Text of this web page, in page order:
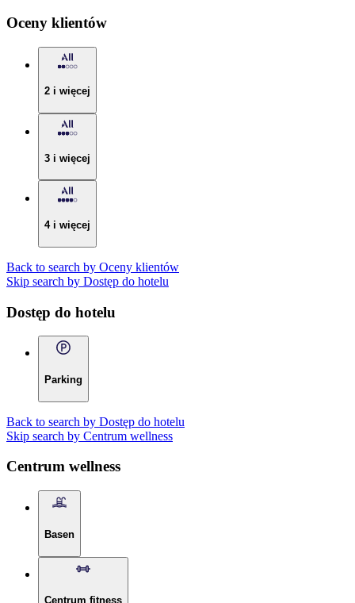
Oceny klientów
2 i więcej
3 i więcej
4 i więcej
Back to search by Oceny klientów
Skip search by Dostęp do hotelu
Dostęp do hotelu
Parking
Back to search by Dostęp do hotelu
Skip search by Centrum wellness
Centrum wellness
Basen
Centrum fitness